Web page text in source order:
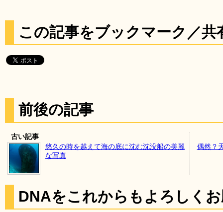
この記事をブックマーク／共
前後の記事
古い記事
悠久の時を越えて海の底に沈む沈没船の美麗
な写真
偶然？
DNAをこれからもよろしく